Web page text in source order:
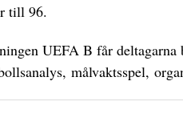
till 96.
UEFA B får deltagarna
målvaktsspel,